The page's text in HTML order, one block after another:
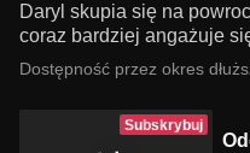
Daryl skupia się na
coraz bardziej angażuje
Dostępność przez okres
Subskrybuj